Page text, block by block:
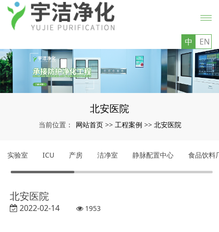
中 EN
北安医院
当前位置： 网站首页 >> 工程案例 >> 北安医院
实验室 ICU 产房 洁净室 静脉配置中心 食品饮料
北安医院
2022-02-14 1953